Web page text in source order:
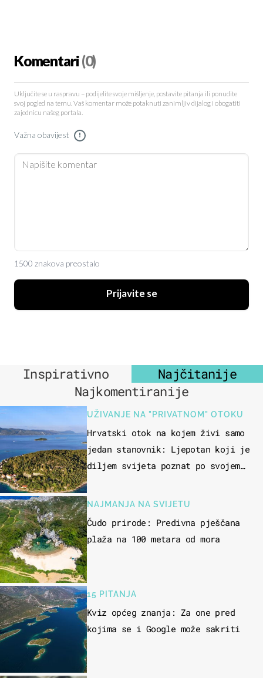
Komentari(0)
Uključite se u raspravu – podijelite svoje mišljenje, postavite pitanja ili ponudite
svoj pogled na temu. Vaš komentar može potaknuti zanimljiv dijalog i obogatiti
zajednicu našeg portala.
Važna obavijest !
1500 znakova preostalo
Prijavite se
Inspirativno
Najčitanije
Najkomentiranije
UŽIVANJE NA "PRIVATNOM" OTOKU
Hrvatski otok na kojem živi samo
jedan stanovnik: Ljepotan koji je
diljem svijeta poznat po svojem
NAJMANJA NA SVIJETU
Čudo prirode: Predivna pješčana
plaža na 100 metara od mora
15 PITANJA
Kviz općeg znanja: Za one pred
kojima se i Google može sakriti